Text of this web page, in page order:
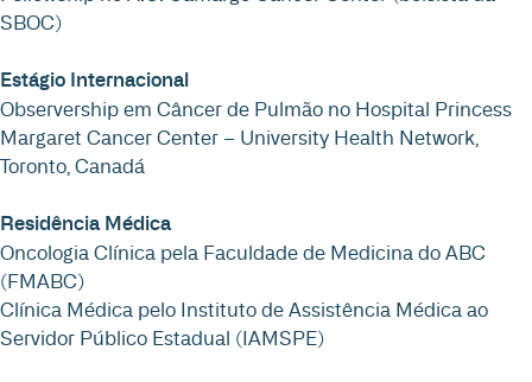
SBOC)
Estágio Internacional
Observership em Câncer de Pulmão no Hospital Princess
Margaret Cancer Center – University Health Network,
Toronto, Canadá
Residência Médica
Oncologia Clínica pela Faculdade de Medicina do ABC
(FMABC)
Clínica Médica pelo Instituto de Assistência Médica ao
Servidor Público Estadual (IAMSPE)